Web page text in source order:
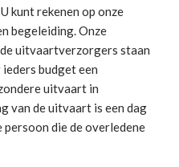
kunt rekenen op onze
begeleiding.Onze
uitvaartverzorgers staan
budget een
uitvaart in
van de uitvaart is een dag
persoon die de overledene